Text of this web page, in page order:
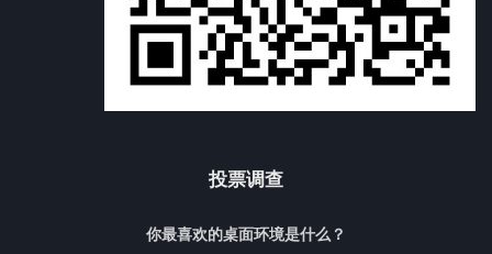
投票调查
你最喜欢的桌面环境是什么？